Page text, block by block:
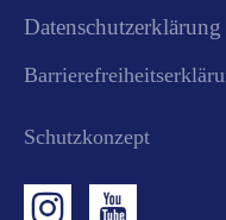
Datenschutzerklärung
Schutzkonzept